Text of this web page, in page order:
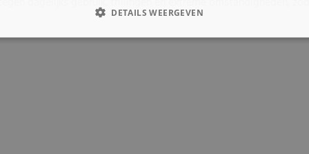
DETAILS WEERGEVEN